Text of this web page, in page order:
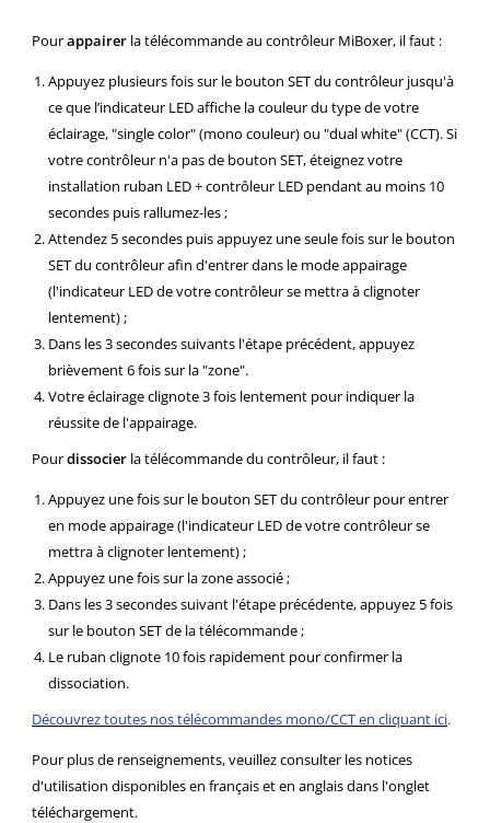
Pourappairer la télécommande au contrôleur MiBoxer, il faut :
Appuyez plusieurs fois sur le bouton SET du contrôleur jusqu'à
ce que l’indicateur LED affiche la couleur du type de votre
éclairage, "single color" (mono couleur) ou "dual white" (CCT). Si
votre contrôleur n'a pas de bouton SET, éteignez votre
installation ruban LED + contrôleur LED pendant au moins 10
secondes puis rallumez-les ;
Attendez 5 secondes puis appuyez une seule fois sur le bouton
SET du contrôleur afin d'entrer dans le mode appairage
(l'indicateur LED de votre contrôleur se mettra à clignoter
lentement) ;
Dans les 3 secondes suivants l'étape précédent, appuyez
brièvement 6 fois sur la "zone".
Votre éclairage clignote 3 fois lentement pour indiquer la
réussite de l'appairage.
Pourdissocier la télécommande du contrôleur, il faut :
Appuyez une fois sur le bouton SET du contrôleur pour entrer
en mode appairage (l'indicateur LED de votre contrôleur se
mettra à clignoter lentement) ;
Appuyez une fois sur la zone associé ;
Dans les 3 secondes suivant l'étape précédente, appuyez 5 fois
sur le bouton SET de la télécommande ;
Le ruban clignote 10 fois rapidement pour confirmer la
dissociation.
Découvrez toutes nos télécommandes mono/CCT en cliquant ici.
Pour plus de renseignements, veuillez consulter les notices
d'utilisation disponibles en français et en anglais dans l'onglet
téléchargement.